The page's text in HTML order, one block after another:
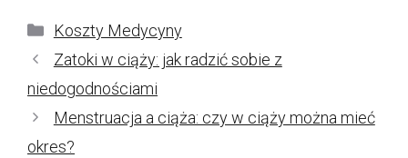
Kategorie
Koszty Medycyny
Zatoki w ciąży: jak radzić sobie z
niedogodnościami
Menstruacja a ciąża: czy w ciąży można mieć
okres?